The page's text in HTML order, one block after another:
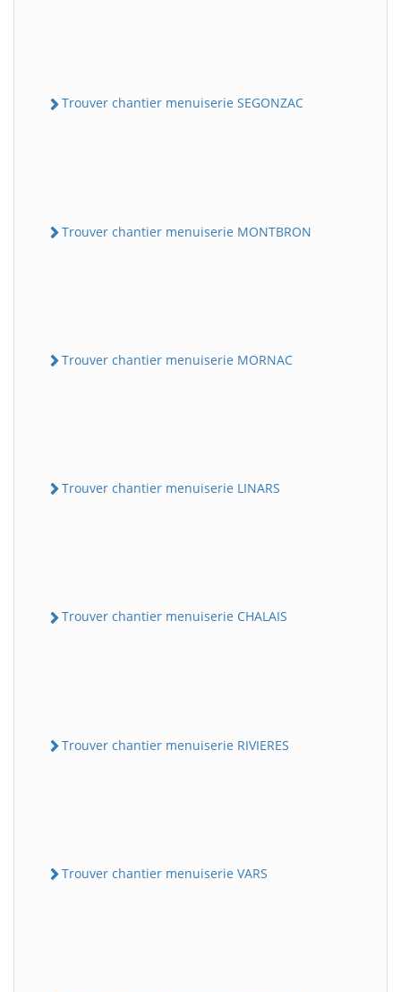
Trouver chantier menuiserie SEGONZAC
Trouver chantier menuiserie MONTBRON
Trouver chantier menuiserie MORNAC
Trouver chantier menuiserie LINARS
Trouver chantier menuiserie CHALAIS
Trouver chantier menuiserie RIVIERES
Trouver chantier menuiserie VARS